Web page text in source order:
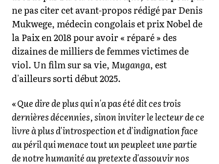
ne pas citer cet avant-propos rédigé par Denis
Mukwege, médecin congolais et prix Nobel de
la Paix en 2018 pour avoir « réparé » des
dizaines de milliers de femmes victimes de
viol. Un film sur sa vie,Muganga, est
d'ailleurs sorti début 2025.
«Que dire de plus qui n'a pas été dit ces trois
dernières décennies, sinon inviter le lecteur de ce
livre à plus d'introspection et d'indignation face
au péril qui menace tout un peupleet une partie
de notre humanité au pretexte d'assouvir nos